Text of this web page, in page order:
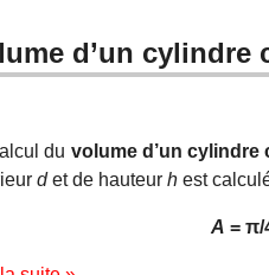
d’un cylindre
du volume d’un cylindre
det de hauteur h est
A = π/